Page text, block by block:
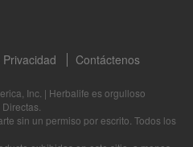
1:06
personal
1:05
Contáctenos
Inc. | Herbalife es orgulloso
sin un permiso por escrito. Todos los